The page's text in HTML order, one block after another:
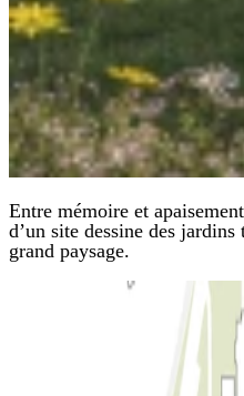
Entre mémoire et
d’un site dessine des
grand paysage.